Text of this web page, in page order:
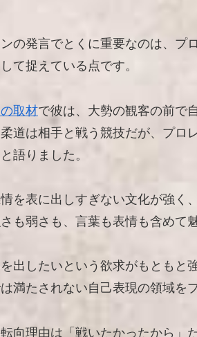
の発言でとくに重要なのは、プ
て捉えている点です。
取材で彼は、大勢の観客の前で
道は相手と戦う競技だが、プ
語りました。
を表に出しすぎない文化が強く
も弱さも、言葉も表情も含めて
出したいという欲求がもともと
満たされない自己表現の領域を
向理由は「戦いたかったから」